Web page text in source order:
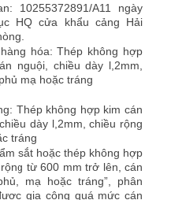
10255372891/A11 ngày
HQ cửa khẩu cảng Hải
hóa:Thép không hợp
nguội, chiều dày l,2mm,
mạ hoặc tráng
Thép không hợp kim cán
dày l,2mm, chiều rộng
tráng
sắt hoặc thép không hợp
từ 600 mm trở lên, cán
mạ hoặc tráng”, phân
gia công quá mức cán